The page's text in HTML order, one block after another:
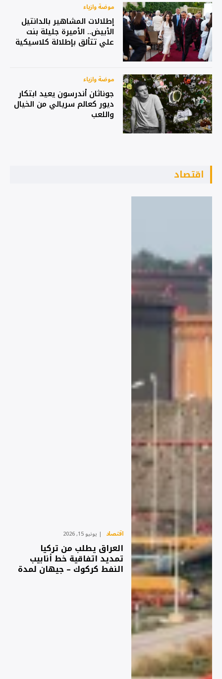
موضة وازياء
إطلالات المشاهير بالدانتيل
الأبيض.. الأميرة جليلة بنت
علي تتألق بإطلالة كلاسيكية
موضة وازياء
جوناثان أندرسون يعيد ابتكار
ديور كعالم سريالي من الخيال
واللعب
اقتصاد
اقتصاد يونيو 15, 2026
العراق يطلب من تركيا
تمديد اتفاقية خط أنابيب
النفط كركوك – جيهان لمدة